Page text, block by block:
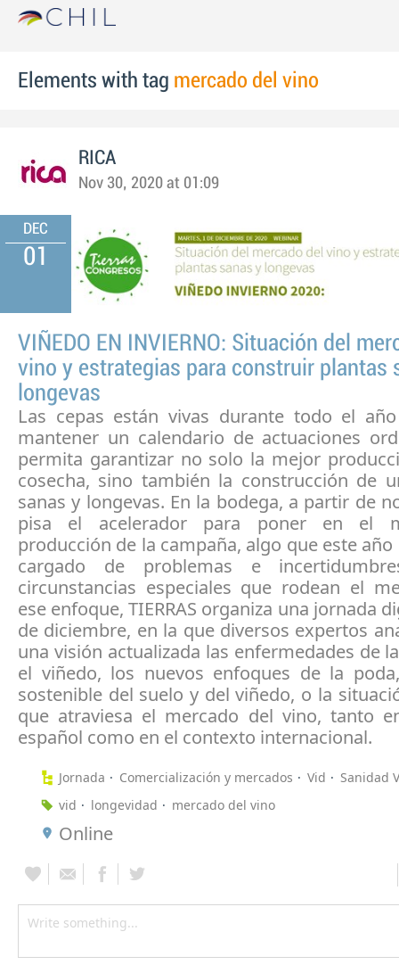
Elements with tag mercado del vino
RICA
Nov 30, 2020 at 01:09
DEC
01
VIÑEDO EN INVIERNO: Situación del
vino y estrategias para construir plantas
longevas
Las cepas están vivas durante todo el
mantener un calendario de actuaciones
permita garantizar no solo la mejor
cosecha, sino también la construcción de
sanas y longevas. En la bodega, a partir de
pisa el acelerador para poner en el
producción de la campaña, algo que este
cargado de problemas e
circunstancias especiales que rodean el
ese enfoque, TIERRAS organiza una jornada
de diciembre, en la que diversos expertos
una visión actualizada las enfermedades de
el viñedo, los nuevos enfoques de la
sostenible del suelo y del viñedo, o la
que atraviesa el mercado del vino, tanto
español como en el contexto internacional.
Jornada Comercialización y mercados Vid
Sanidad
vid
longevidad mercado del vino
Online